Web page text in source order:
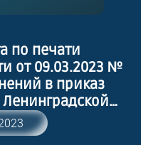
по печати
от 09.03.2023 №
в приказ
№ 6 "Об
договора для